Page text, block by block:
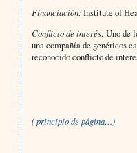
Financiación:Institute of
Conflicto de interés:Uno de
una compañía de genéricos
reconocido conflicto de
( principio de página…)